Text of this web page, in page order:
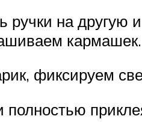
ручки на другую
кармашек.
фиксируем